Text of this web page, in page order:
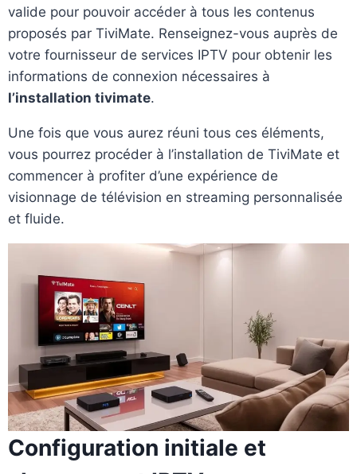
valide pour pouvoir accéder à tous les contenus
proposés par TiviMate. Renseignez-vous auprès de
votre fournisseur de services IPTV pour obtenir les
informations de connexion nécessaires à
l’installation tivimate.
Une fois que vous aurez réuni tous ces éléments,
vous pourrez procéder à l’installation de TiviMate et
commencer à profiter d’une expérience de
visionnage de télévision en streaming personnalisée
et fluide.
Configuration initiale et